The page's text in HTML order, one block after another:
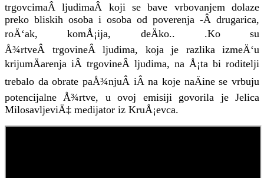
trgovcimaÂ ljudimaÂ koji se bave vrbovanjem dolaze
preko bliskih osoba i osoba od poverenja -Â drugarica,
roÄ‘ak, komÅ¡ija, deÄko.. .Ko su
Å¾rtveÂ trgovineÂ ljudima, koja je razlika izmeÄ‘u
krijumÄarenja iÂ trgovineÂ ljudima, na Å¡ta bi roditelji
trebalo da obrate paÅ¾njuÂ iÂ na koje naÄine se vrbuju
potencijalne Å¾rtve, u ovoj emisiji govorila je Jelica
MilosavljeviÄ‡ medijator iz KruÅ¡evca.